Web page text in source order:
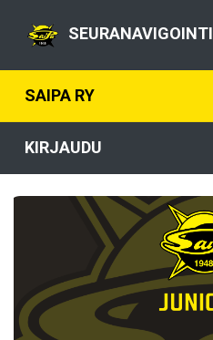
SEURANAVIGOINTI
SAIPA RY
KIRJAUDU